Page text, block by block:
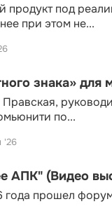
продукт под
при этом не...
знака» для
по...
'26
АПК" (Видео
года прошел